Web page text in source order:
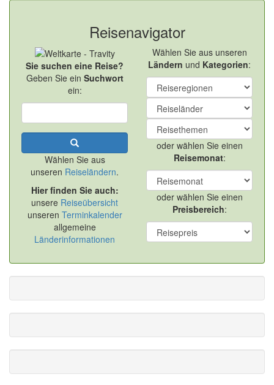
Reisenavigator
Sie suchen eine Reise?
Geben Sie ein Suchwort
ein:
Wählen Sie aus
unseren Reiseländern.
Hier finden Sie auch:
unsere Reiseübersicht
unseren Terminkalender
allgemeine
Länderinformationen
Wählen Sie aus unseren
Ländern und Kategorien:
oder wählen Sie einen
Reisemonat:
oder wählen Sie einen
Preisbereich: